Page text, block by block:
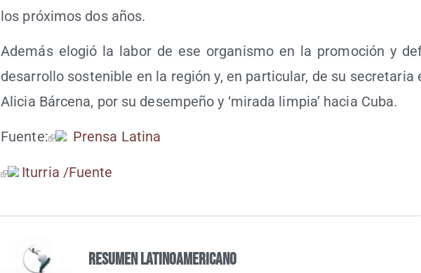
los pró­xi­mos dos años.
Ade­más elo­gió la labor de ese orga­nis­mo en la pro­mo­ción y
desa­rro­llo sos­te­ni­ble en la región y, en par­ti­cu­lar, de su secre­ta­ria
Ali­cia Bár­ce­na, por su desem­pe­ño y ‘mira­da lim­pia’ hacia Cuba.
Fuen­te: Pren­sa Latina
Itu­rria /​Fuen­te
Resumen Latinoamericano